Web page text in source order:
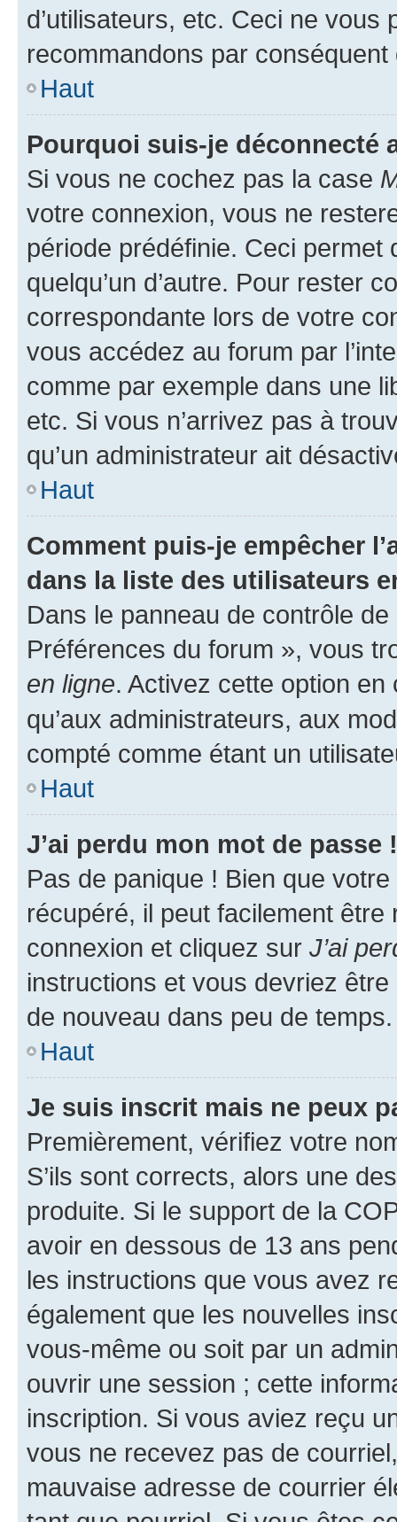
d’utilisateurs, etc. Ceci ne vous
recommandons par conséquent
Haut
Pourquoi suis-je déconnecté
Si vous ne cochez pas la case
votre connexion, vous ne
période prédéfinie. Ceci permet
quelqu’un d’autre. Pour rester
correspondante lors de votre
vous accédez au forum par
comme par exemple dans une
etc. Si vous n’arrivez pas à
qu’un administrateur ait
Haut
Comment puis-je empêcher
dans la liste des utilisateurs
Dans le panneau de contrôle
Préférences du forum », vous
en ligne. Activez cette option
qu’aux administrateurs, aux
compté comme étant un
Haut
J’ai perdu mon mot de passe !
Pas de panique ! Bien que
récupéré, il peut facilement
connexion et cliquez sur J’ai
instructions et vous devriez
de nouveau dans peu de temps.
Haut
Je suis inscrit mais ne peux
Premièrement, vérifiez votre
S’ils sont corrects, alors une
produite. Si le support de la
avoir en dessous de 13 ans
les instructions que vous avez
également que les nouvelles
vous-même ou soit par un
ouvrir une session ; cette
inscription. Si vous aviez reçu
vous ne recevez pas de
mauvaise adresse de courrier